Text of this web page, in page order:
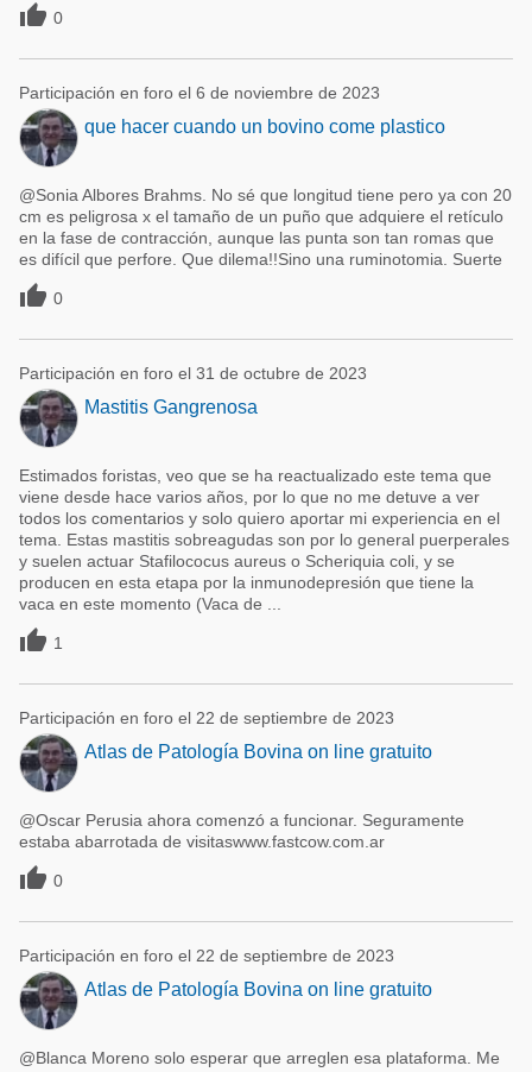
 0
Participación en foro el 6 de noviembre de 2023
que hacer cuando un bovino come plastico
@Sonia Albores Brahms. No sé que longitud tiene pero ya con 20
cm es peligrosa x el tamaño de un puño que adquiere el retículo
en la fase de contracción, aunque las punta son tan romas que
es difícil que perfore. Que dilema!!Sino una ruminotomia. Suerte
 0
Participación en foro el 31 de octubre de 2023
Mastitis Gangrenosa
Estimados foristas, veo que se ha reactualizado este tema que
viene desde hace varios años, por lo que no me detuve a ver
todos los comentarios y solo quiero aportar mi experiencia en el
tema. Estas mastitis sobreagudas son por lo general puerperales
y suelen actuar Stafilococus aureus o Scheriquia coli, y se
producen en esta etapa por la inmunodepresión que tiene la
vaca en este momento (Vaca de ...
 1
Participación en foro el 22 de septiembre de 2023
Atlas de Patología Bovina on line gratuito
@Oscar Perusia ahora comenzó a funcionar. Seguramente
estaba abarrotada de visitaswww.fastcow.com.ar
 0
Participación en foro el 22 de septiembre de 2023
Atlas de Patología Bovina on line gratuito
@Blanca Moreno solo esperar que arreglen esa plataforma. Me